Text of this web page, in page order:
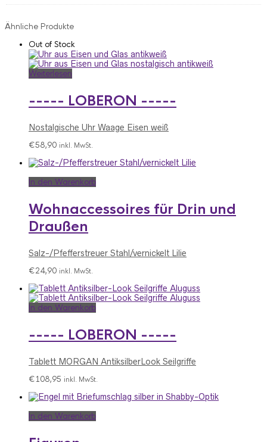
Ähnliche Produkte
Out of Stock
Weiterlesen
----- LOBERON -----
Nostalgische Uhr Waage Eisen weiß
€58,90 inkl. MwSt.
In den Warenkorb
Wohnaccessoires für Drin und
Draußen
Salz-/Pfefferstreuer Stahl/vernickelt Lilie
€24,90 inkl. MwSt.
In den Warenkorb
----- LOBERON -----
Tablett MORGAN AntiksilberLook Seilgriffe
€108,95 inkl. MwSt.
In den Warenkorb